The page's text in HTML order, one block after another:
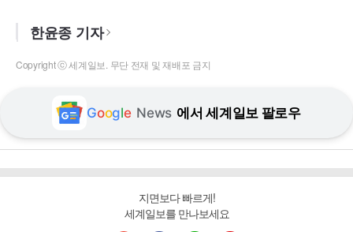
한윤종 기자
Copyright ⓒ 세계일보. 무단 전재 및 재배포 금지
Google News 에서 세계일보 팔로우
지면보다 빠르게!
세계일보를 만나보세요